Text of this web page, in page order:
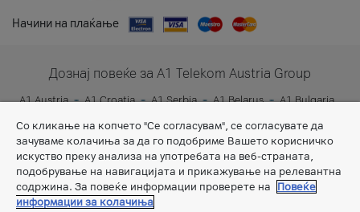
Начини на плаќање
Дознај повеќе за A1 Telekom Austria Group
A1 Austria A1 Croatia A1 Serbia A1 Belarus
A1 Bulgaria
A1 Slovenia
A1 Digital
Со кликање на копчето "Се согласувам", се согласувате да
зачуваме колачиња за да го подобриме Вашето корисничко
искуство преку анализа на употребата на веб-страната,
подобрување на навигацијата и прикажување на релевантна
содржина. За повеќе информации проверете на
Повеќе
информации за колачиња